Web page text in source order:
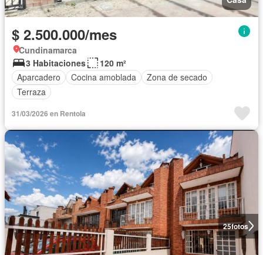
$ 2.500.000/mes
Cundinamarca
3 Habitaciones
120 m²
Aparcadero
Cocina amoblada
Zona de secado
Terraza
31/03/2026 en Rentola
25fotos